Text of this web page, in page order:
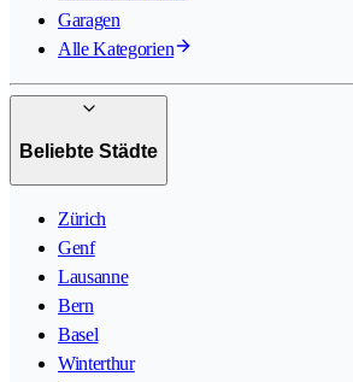
Garagen
Alle Kategorien
Beliebte Städte
Zürich
Genf
Lausanne
Bern
Basel
Winterthur